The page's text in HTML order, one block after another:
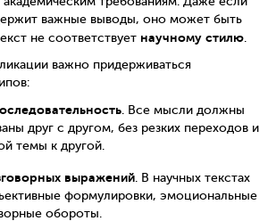
важные выводы, оно может быть
не соответствует научному стилю
важно придерживаться
. Все мысли должны
друг с другом, без резких переходов и
темы к другой.
выражений . В научных текстах
формулировки, эмоциональные
обороты.